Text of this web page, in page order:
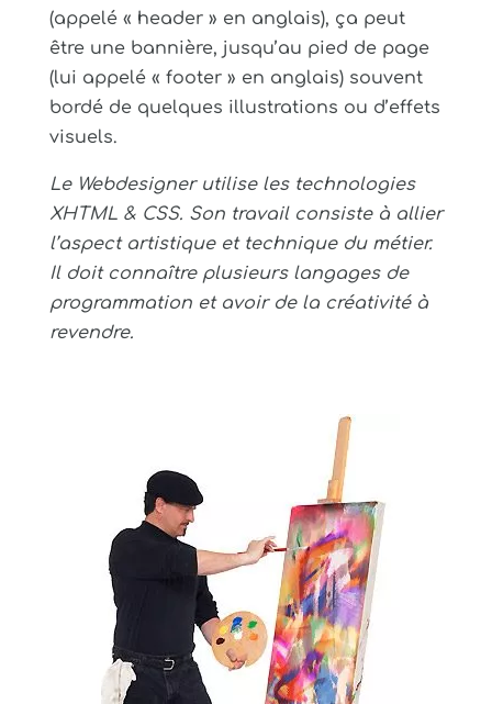
(appelé « header » en anglais), ça peut
être une bannière, jusqu’au pied de page
(lui appelé « footer » en anglais) souvent
bordé de quelques illustrations ou d’effets
visuels.
Le Webdesigner utilise les technologies
XHTML & CSS. Son travail consiste à allier
l’aspect artistique et technique du métier.
Il doit connaître plusieurs langages de
programmation et avoir de la créativité à
revendre.